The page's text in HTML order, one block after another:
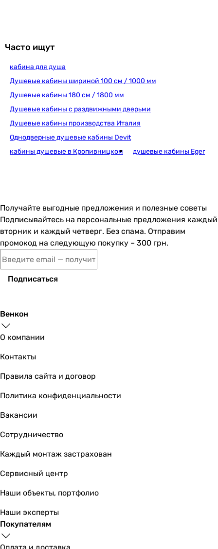
Особенности модели
покрытие от налета
Технологии
Easy Clean
Материал профиля
алюминий
алюминий
Комплектация
Чешская Республика
Физические характеристики
Ширина
120 см
120 см
Глубина
80 см
200 см
200 см
Цвет профиля
хром
Гарантия
Гарантия
36 мес.
Часто ищут
кабина для душа
Душевые кабины шириной 100 см / 1000 мм
Душевые кабины 180 см / 1800 мм
Душевые кабины с раздвижными дверьми
Душевые кабины производства Италия
Однодверные душевые кабины Devit
кабины душевые в Кропивницком
душевые кабины Eger
Получайте выгодные предложения и полезные советы
Подписывайтесь на персональные предложения каждый
вторник и каждый четверг. Без спама. Отправим
промокод на следующую покупку – 300 грн.
Подписаться
Венкон
О компании
Контакты
Правила сайта и договор
Политика конфиденциальности
Вакансии
Сотрудничество
Каждый монтаж застрахован
Сервисный центр
Наши объекты, портфолио
Наши эксперты
Покупателям